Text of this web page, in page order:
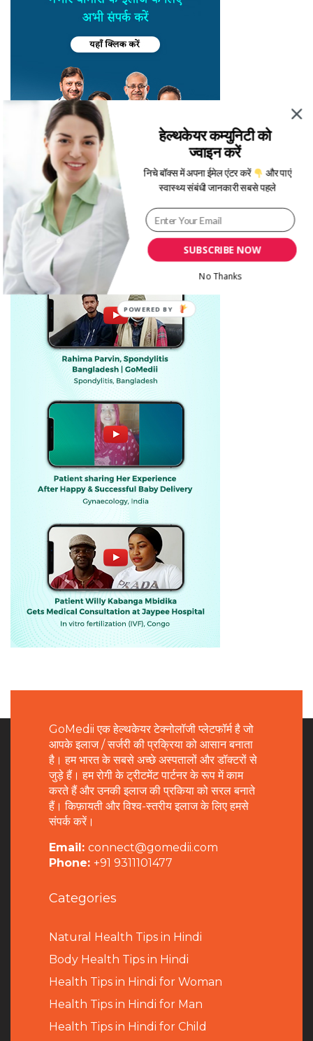
GoMedii एक हेल्थकेयर टेक्नोलॉजी प्लेटफॉर्म है जो
आपके इलाज / सर्जरी की प्रक्रिया को आसान बनाता
है। हम भारत के सबसे अच्छे अस्पतालों और डॉक्टरों से
जुड़े हैं। हम रोगी के ट्रीटमेंट पार्टनर के रूप में काम
करते हैं और उनकी इलाज की प्रकिया को सरल बनाते
हैं। किफ़ायती और विश्व-स्तरीय इलाज के लिए हमसे
संपर्क करें।
Email: connect@gomedii.com
Phone: +91 9311101477
Categories
Natural Health Tips in Hindi
Body Health Tips in Hindi
Health Tips in Hindi for Woman
Health Tips in Hindi for Man
Health Tips in Hindi for Child
SUBSCRIBE NOW
हेल्थकेयर कम्युनिटी को
ज्वाइन करें
निचे बॉक्स में अपना ईमेल एंटर करें और पाएं
स्वास्थ्य संबंधी जानकारी सबसे पहले
No Thanks
POWERED BY